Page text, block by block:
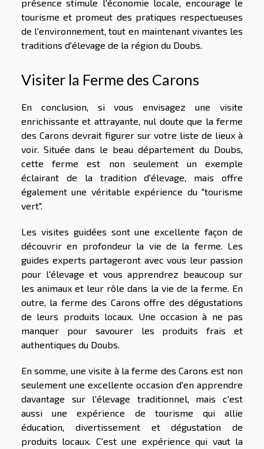
présence stimule l'économie locale, encourage le
tourisme et promeut des pratiques respectueuses
de l'environnement, tout en maintenant vivantes les
traditions d'élevage de la région du Doubs.
Visiter la Ferme des Carons
En conclusion, si vous envisagez une visite
enrichissante et attrayante, nul doute que la ferme
des Carons devrait figurer sur votre liste de lieux à
voir. Située dans le beau département du Doubs,
cette ferme est non seulement un exemple
éclairant de la tradition d'élevage, mais offre
également une véritable expérience du "tourisme
vert".
Les visites guidées sont une excellente façon de
découvrir en profondeur la vie de la ferme. Les
guides experts partageront avec vous leur passion
pour l'élevage et vous apprendrez beaucoup sur
les animaux et leur rôle dans la vie de la ferme. En
outre, la ferme des Carons offre des dégustations
de leurs produits locaux. Une occasion à ne pas
manquer pour savourer les produits frais et
authentiques du Doubs.
En somme, une visite à la ferme des Carons est non
seulement une excellente occasion d'en apprendre
davantage sur l'élevage traditionnel, mais c'est
aussi une expérience de tourisme qui allie
éducation, divertissement et dégustation de
produits locaux. C'est une expérience qui vaut la